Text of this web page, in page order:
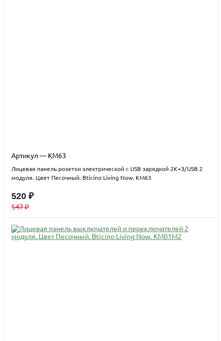
Артикул — KM63
Лицевая панель розетки электрической с USB зарядкой 2К+З/USB 2
модуля. Цвет Песочный. Bticino Living Now. KM63
520 ₽
547 ₽